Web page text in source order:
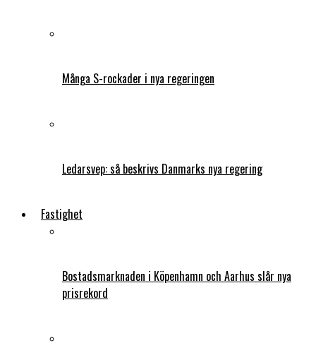
Många S-rockader i nya regeringen
Ledarsvep: så beskrivs Danmarks nya regering
Fastighet
Bostadsmarknaden i Köpenhamn och Aarhus slår nya
prisrekord